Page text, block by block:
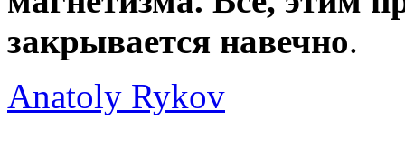
закрывается навечно.
Anatoly Rykov